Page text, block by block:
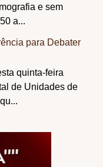
e sem
a...
para Debater
quinta-feira
de Unidades de